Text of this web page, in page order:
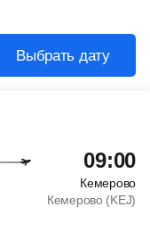
Выбрать дату
09:00
Кемерово
Кемерово (KEJ)